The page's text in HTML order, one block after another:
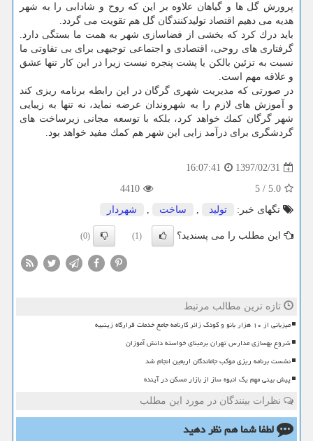
پرورش گل ها و گیاهان علاوه بر این كه روح و شادابی را به شهر
هدیه می دهیم اقتصاد تولیدكنندگان گل هم تقویت می گردد.
باید درك كرد كه بخشی از فضاسازی شهر به همت ما بستگی دارد.
گرفتاری های روحی، اقتصادی و اجتماعی توجیهی برای بی تفاوتی ما
نسبت به تزئین بالكن یا پشت پنجره نیست زیرا در این كار تنها عشق
و علاقه مهم است.
در صورتی كه مدیریت شهری گرگان در این رابطه برنامه ریزی كند
و آموزش های لازم را به شهروندان عرضه نماید، نه تنها به زیبایی
شهر گرگان كمك خواهد كرد، بلكه با توسعه مجانی زیرساخت های
گردشگری برای درآمد زایی این شهر هم كمك مفید خواهد بود.
1397/02/31
16:07:41
5.0
/
5
4410
تگهای خبر:
تولید , ساخت , شهردار
این مطلب را می پسندید؟ (1)
(0)
تازه ترین مطالب مرتبط
میزبانی از ۱۰ هزار بانو و کودک زائر کارنامه جامع خدمات قرارگاه زینبیه
شروع بهسازی مدارس تهران برمبنای خواسته دانش آموزان
نشست برنامه ریزی موکب جاماندگان اربعین انجام شد
پیش بینی مهم یک انبوه ساز از بازار مسکن در آینده
نظرات بینندگان در مورد این مطلب
لطفا شما همنظر دهید